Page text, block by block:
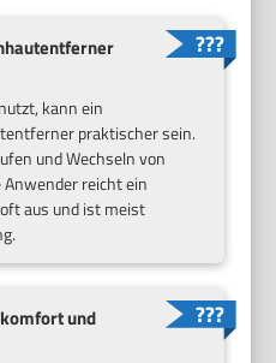
kann ein
praktischer sein.
und Wechseln von
reicht ein
aus und ist meist
und